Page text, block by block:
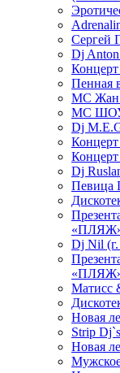
Сергей
Dj Anton
Пенная
МС Жан
МС
Dj
Dj
Певица
Dj Nil
Матисс
Новая
Strip
Новая